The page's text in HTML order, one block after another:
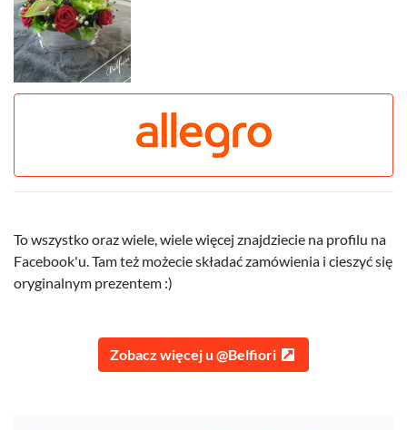
To wszystko oraz wiele, wiele więcej znajdziecie na profilu na
Facebook'u. Tam też możecie składać zamówienia i cieszyć się
oryginalnym prezentem :)
Zobacz więcej u @Belfiori